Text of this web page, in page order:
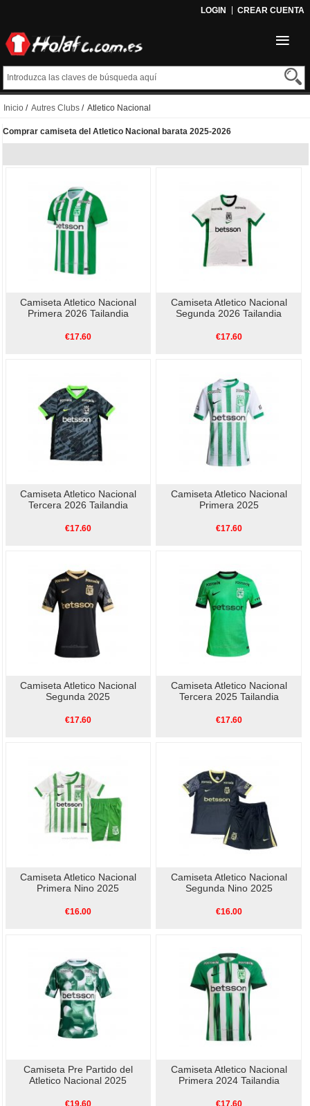
LOGIN CREAR CUENTA
Inicio / Autres Clubs / Atletico Nacional
Comprar camiseta del Atletico Nacional barata 2025-2026
Camiseta Atletico Nacional
Primera 2026 Tailandia
€17.60
Camiseta Atletico Nacional
Segunda 2026 Tailandia
€17.60
Camiseta Atletico Nacional
Tercera 2026 Tailandia
€17.60
Camiseta Atletico Nacional
Primera 2025
€17.60
Camiseta Atletico Nacional
Segunda 2025
€17.60
Camiseta Atletico Nacional
Tercera 2025 Tailandia
€17.60
Camiseta Atletico Nacional
Primera Nino 2025
€16.00
Camiseta Atletico Nacional
Segunda Nino 2025
€16.00
Camiseta Pre Partido del
Atletico Nacional 2025
€19.60
Camiseta Atletico Nacional
Primera 2024 Tailandia
€17.60